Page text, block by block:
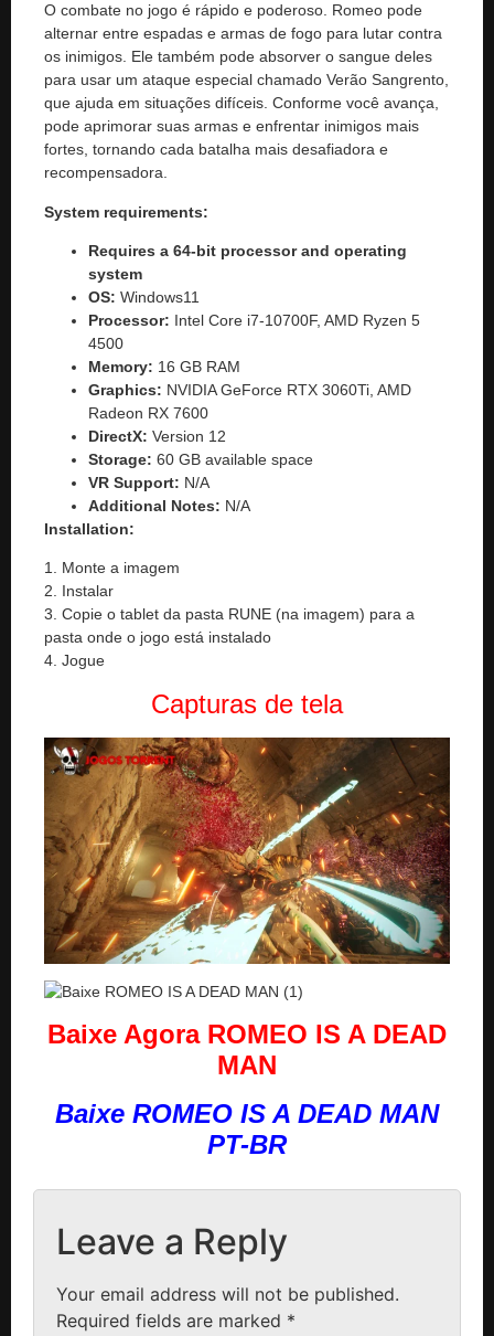
O combate no jogo é rápido e poderoso. Romeo pode
alternar entre espadas e armas de fogo para lutar contra
os inimigos. Ele também pode absorver o sangue deles
para usar um ataque especial chamado Verão Sangrento,
que ajuda em situações difíceis. Conforme você avança,
pode aprimorar suas armas e enfrentar inimigos mais
fortes, tornando cada batalha mais desafiadora e
recompensadora.
System requirements:
Requires a 64-bit processor and operating
system
OS: Windows11
Processor: Intel Core i7-10700F, AMD Ryzen 5
4500
Memory: 16 GB RAM
Graphics: NVIDIA GeForce RTX 3060Ti, AMD
Radeon RX 7600
DirectX: Version 12
Storage: 60 GB available space
VR Support: N/A
Additional Notes: N/A
Installation:
1. Monte a imagem
2. Instalar
3. Copie o tablet da pasta RUNE (na imagem) para a
pasta onde o jogo está instalado
4. Jogue
Capturas de tela
Baixe Agora ROMEO IS A DEAD
MAN
Baixe ROMEO IS A DEAD MAN
PT-BR
Leave a Reply
Your email address will not be published.
Required fields are marked *